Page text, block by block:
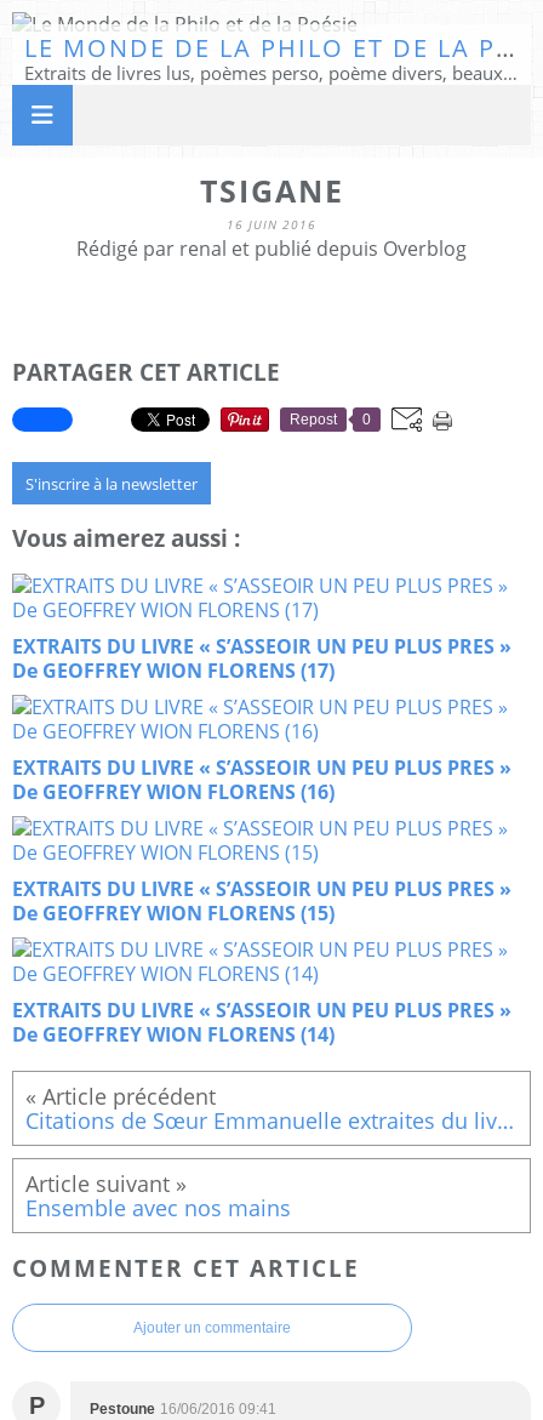
LE MONDE DE LA PHILO ET DE LA POÉSIE
Extraits de livres lus, poèmes perso, poème divers, beaux textes...
TSIGANE
16 JUIN 2016
Rédigé par renal et publié depuis Overblog
PARTAGER CET ARTICLE
Repost 0
S'inscrire à la newsletter
Vous aimerez aussi :
EXTRAITS DU LIVRE « S’ASSEOIR UN PEU PLUS PRES »
De GEOFFREY WION FLORENS (17)
EXTRAITS DU LIVRE « S’ASSEOIR UN PEU PLUS PRES »
De GEOFFREY WION FLORENS (16)
EXTRAITS DU LIVRE « S’ASSEOIR UN PEU PLUS PRES »
De GEOFFREY WION FLORENS (15)
EXTRAITS DU LIVRE « S’ASSEOIR UN PEU PLUS PRES »
De GEOFFREY WION FLORENS (14)
Citations de Sœur Emmanuelle extraites du livre « Une pensée par jour » (8)
Ensemble avec nos mains
COMMENTER CET ARTICLE
Ajouter un commentaire
P Pestoune 16/06/2016 09:41